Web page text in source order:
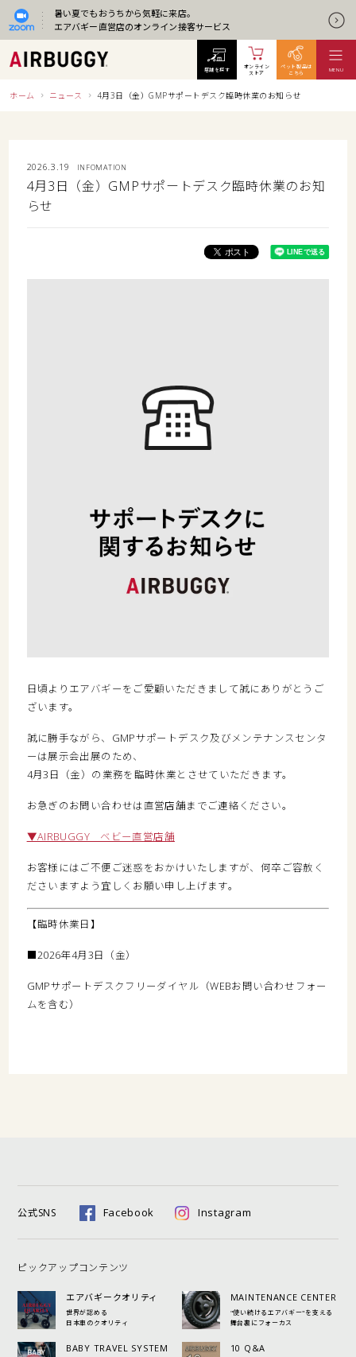
暑い夏でもおうちから気軽に来店。
エアバギー直営店のオンライン接客サービス
ホーム ニュース 4月3日（金）GMPサポートデスク臨時休業のお知らせ
2026.3.19 INFOMATION
4月3日（金）GMPサポートデスク臨時休業のお知
らせ
日頃よりエアバギーをご愛顧いただきまして誠にありがとうご
ざいます。
誠に勝手ながら、GMPサポートデスク及びメンテナンスセンタ
ーは展示会出展のため、
4月3日（金）の業務を臨時休業とさせていただきます。
お急ぎのお問い合わせは直営店舗までご連絡ください。
▼AIRBUGGY ベビー直営店舗
お客様にはご不便ご迷惑をおかけいたしますが、何卒ご容赦く
ださいますよう宜しくお願い申し上げます。
【臨時休業日】
■2026年4月3日（金）
GMPサポートデスクフリーダイヤル（WEBお問い合わせフォー
ムを含む）
公式SNS Facebook Instagram
ピックアップコンテンツ
エアバギークオリティ
世界が認める
日本車のクオリティ
MAINTENANCE CENTER
"使い続けるエアバギー"を支える
舞台裏にフォーカス
BABY TRAVEL SYSTEM 10 Q&A
店舗を探す
オンライン
ストア
ペット製品は
こちら
MENU